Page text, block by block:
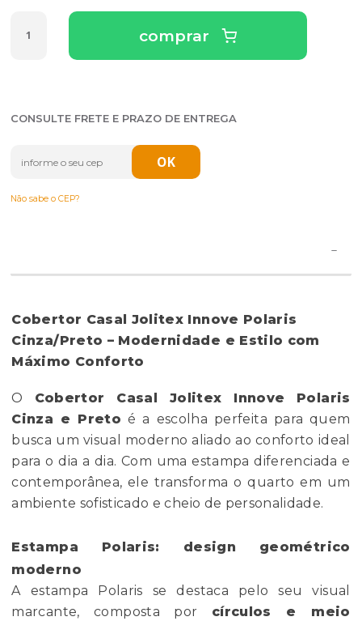
comprar
CONSULTE FRETE E PRAZO DE ENTREGA
Não sabe o CEP?
Cobertor Casal Jolitex Innove Polaris
Cinza/Preto – Modernidade e Estilo com
Máximo Conforto
O Cobertor Casal Jolitex Innove Polaris
Cinza e Preto é a escolha perfeita para quem
busca um visual moderno aliado ao conforto ideal
para o dia a dia. Com uma estampa diferenciada e
contemporânea, ele transforma o quarto em um
ambiente sofisticado e cheio de personalidade.
Estampa Polaris: design geométrico
moderno
A estampa Polaris se destaca pelo seu visual
marcante, composta por círculos e meio